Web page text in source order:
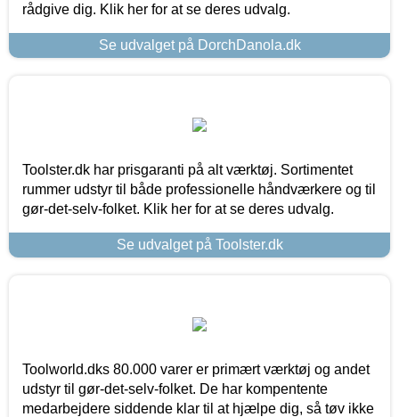
rådgive dig. Klik her for at se deres udvalg.
Se udvalget på DorchDanola.dk
Toolster.dk har prisgaranti på alt værktøj. Sortimentet
rummer udstyr til både professionelle håndværkere og til
gør-det-selv-folket. Klik her for at se deres udvalg.
Se udvalget på Toolster.dk
Toolworld.dks 80.000 varer er primært værktøj og andet
udstyr til gør-det-selv-folket. De har kompentente
medarbejdere siddende klar til at hjælpe dig, så tøv ikke